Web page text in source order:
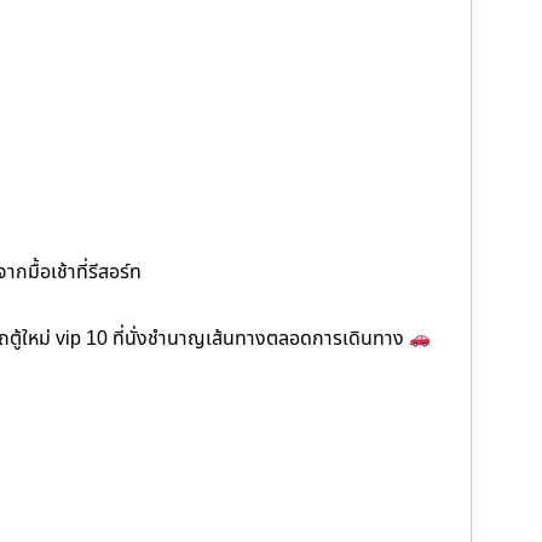
กมื้อเช้าที่รีสอร์ท
ใหม่ vip 10 ที่นั่งชำนาญเส้นทางตลอดการเดินทาง